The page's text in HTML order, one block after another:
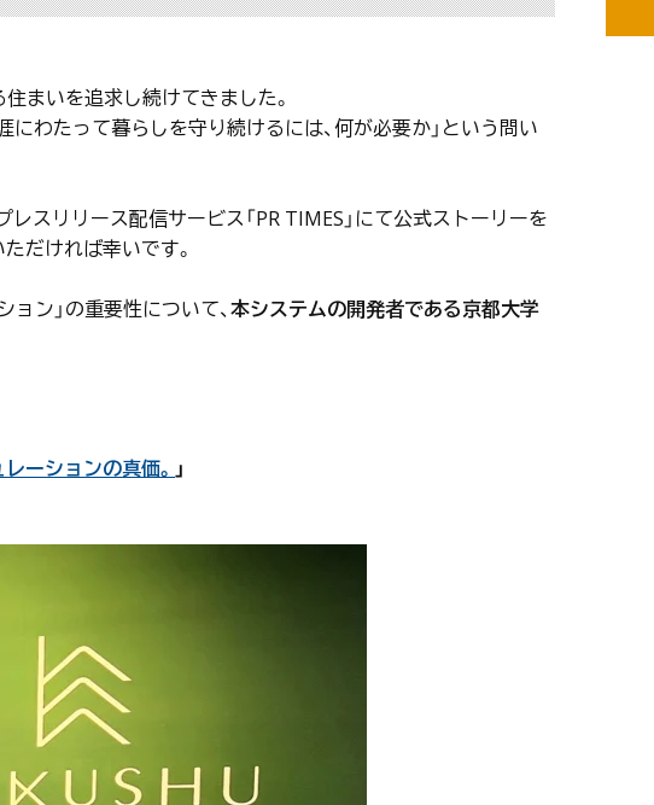
まいを追求し続けてきました。
にわたって暮らしを守り続けるには、何が必要か」という問い
スリリース配信サービス「PR TIMES」にて公式ストーリーを
だければ幸いです。
ン」の重要性について、本システムの開発者である京都大学
ーションの真価。 」